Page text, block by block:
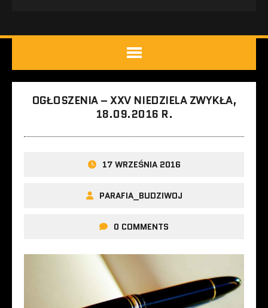
OGŁOSZENIA – XXV NIEDZIELA ZWYKŁA,
18.09.2016 R.
17 WRZEŚNIA 2016
PARAFIA_BUDZIWOJ
0 COMMENTS